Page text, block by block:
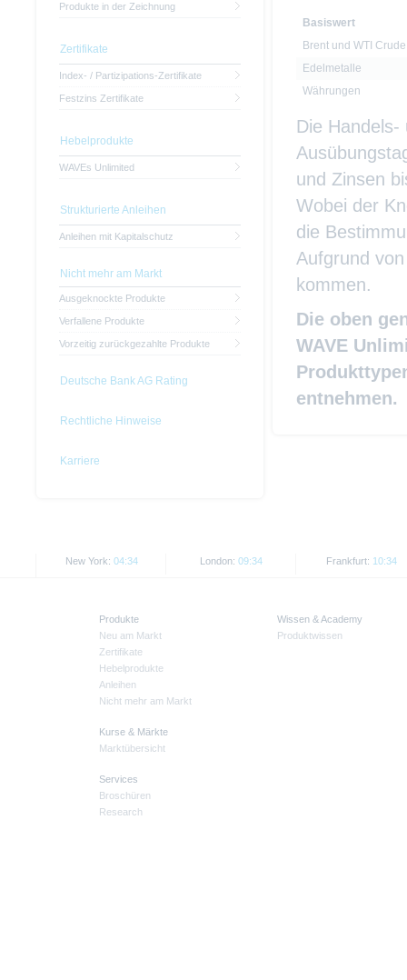
Basiswert
Brent und WTI
Edelmetalle
Währungen
Die
und Zinsen
Wobei der
die
Aufgrund
kommen.
Die oben
WAVE
entnehmen.
Produkte in der Zeichnung
Zertifikate
Index- / Partizipations-Zertifikate
Festzins Zertifikate
Hebelprodukte
WAVEs Unlimited
Strukturierte Anleihen
Anleihen mit Kapitalschutz
Nicht mehr am Markt
Ausgeknockte Produkte
Verfallene Produkte
Vorzeitig zurückgezahlte Produkte
Deutsche Bank AG Rating
Rechtliche Hinweise
Karriere
New York: 04:34 London: 09:34 Frankfurt: 10:34
Produkte
Neu am Markt
Zertifikate
Hebelprodukte
Anleihen
Nicht mehr am Markt
Kurse & Märkte
Marktübersicht
Services
Broschüren
Research
Wissen & Academy
Produktwissen